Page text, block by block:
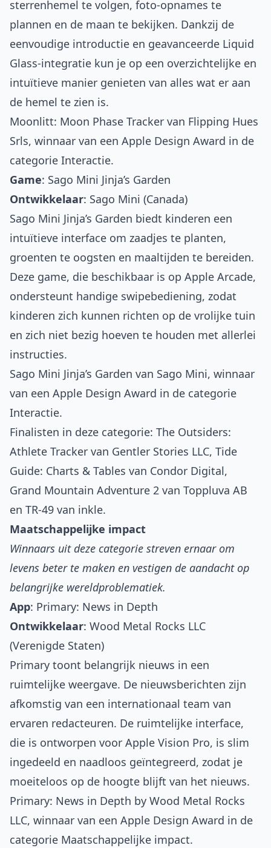
sterrenhemel te volgen, foto-opnames te
plannen en de maan te bekijken. Dankzij de
eenvoudige introductie en geavanceerde Liquid
Glass-integratie kun je op een overzichtelijke en
intuïtieve manier genieten van alles wat er aan
de hemel te zien is.
Moonlitt: Moon Phase Tracker van Flipping Hues
Srls, winnaar van een Apple Design Award in de
categorie Interactie.
Game: Sago Mini Jinja’s Garden
Ontwikkelaar: Sago Mini (Canada)
Sago Mini Jinja’s Garden biedt kinderen een
intuïtieve interface om zaadjes te planten,
groenten te oogsten en maaltijden te bereiden.
Deze game, die beschikbaar is op Apple Arcade,
ondersteunt handige swipebediening, zodat
kinderen zich kunnen richten op de vrolijke tuin
en zich niet bezig hoeven te houden met allerlei
instructies.
Sago Mini Jinja’s Garden van Sago Mini, winnaar
van een Apple Design Award in de categorie
Interactie.
Finalisten in deze categorie: The Outsiders:
Athlete Tracker van Gentler Stories LLC, Tide
Guide: Charts & Tables van Condor Digital,
Grand Mountain Adventure 2 van Toppluva AB
en TR-49 van inkle.
Maatschappelijke impact
Winnaars uit deze categorie streven ernaar om
levens beter te maken en vestigen de aandacht op
belangrijke wereldproblematiek.
App: Primary: News in Depth
Ontwikkelaar: Wood Metal Rocks LLC
(Verenigde Staten)
Primary toont belangrijk nieuws in een
ruimtelijke weergave. De nieuwsberichten zijn
afkomstig van een internationaal team van
ervaren redacteuren. De ruimtelijke interface,
die is ontworpen voor Apple Vision Pro, is slim
ingedeeld en naadloos geïntegreerd, zodat je
moeiteloos op de hoogte blijft van het nieuws.
Primary: News in Depth by Wood Metal Rocks
LLC, winnaar van een Apple Design Award in de
categorie Maatschappelijke impact.